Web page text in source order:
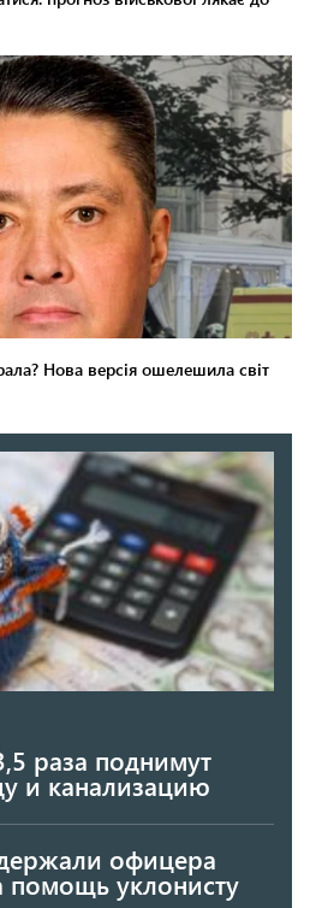
раза поднимут
и канализацию
офицера
помощь уклонисту